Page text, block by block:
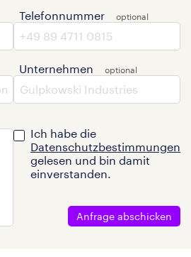
Telefonnummer
Unternehmen
Ich habe die
Datenschutzbestimmungen
gelesen und bin damit
einverstanden.
Anfrage abschicken